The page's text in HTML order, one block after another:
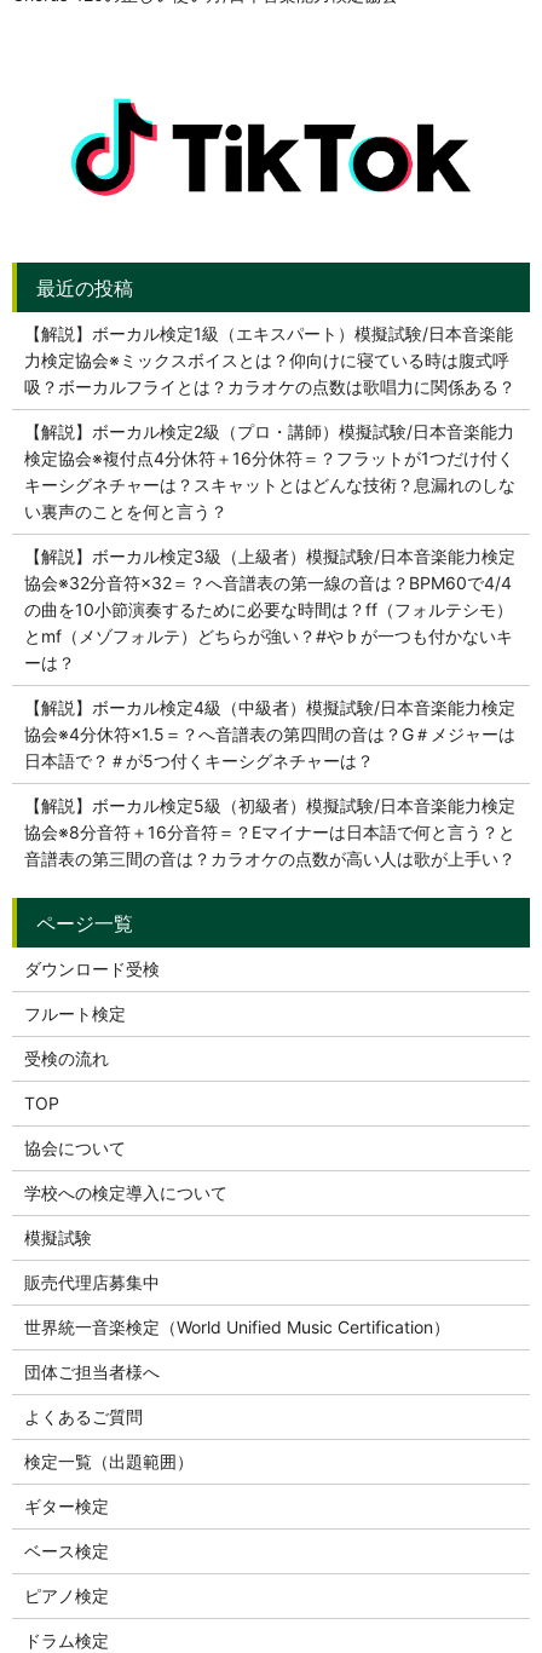
【解説】ボーカル検定1級（エキスパート）模擬試験/日本音楽能
力検定協会※ミックスボイスとは？仰向けに寝ている時は腹式呼
吸？ボーカルフライとは？カラオケの点数は歌唱力に関係ある？
【解説】ボーカル検定2級（プロ・講師）模擬試験/日本音楽能力
検定協会※複付点4分休符＋16分休符＝？フラットが1つだけ付く
キーシグネチャーは？スキャットとはどんな技術？息漏れのしな
い裏声のことを何と言う？
【解説】ボーカル検定3級（上級者）模擬試験/日本音楽能力検定
協会※32分音符×32＝？へ音譜表の第一線の音は？BPM60で4/4
の曲を10小節演奏するために必要な時間は？ff（フォルテシモ）
とmf（メゾフォルテ）どちらが強い？#や♭が一つも付かないキ
ーは？
【解説】ボーカル検定4級（中級者）模擬試験/日本音楽能力検定
協会※4分休符×1.5＝？へ音譜表の第四間の音は？G＃メジャーは
日本語で？＃が5つ付くキーシグネチャーは？
【解説】ボーカル検定5級（初級者）模擬試験/日本音楽能力検定
協会※8分音符＋16分音符＝？Eマイナーは日本語で何と言う？と
音譜表の第三間の音は？カラオケの点数が高い人は歌が上手い？
ダウンロード受検
フルート検定
受検の流れ
TOP
協会について
学校への検定導入について
模擬試験
販売代理店募集中
世界統一音楽検定（World Unified Music Certification）
団体ご担当者様へ
よくあるご質問
検定一覧（出題範囲）
ギター検定
ベース検定
ピアノ検定
ドラム検定